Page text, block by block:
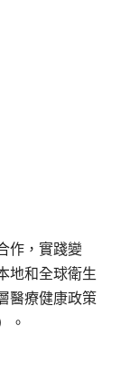
作，實踐變
地和全球衛生
醫療健康政策
。